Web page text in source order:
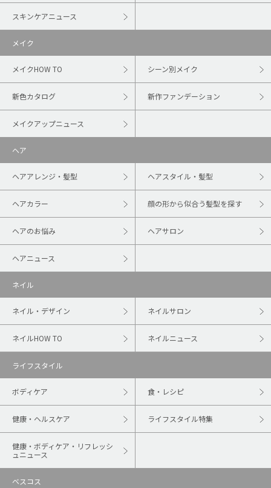
スキンケアニュース
メイク
メイクHOW TO シーン別メイク
新色カタログ 新作ファンデーション
メイクアップニュース
ヘア
ヘアアレンジ・髪型 ヘアスタイル・髪型
ヘアカラー 顔の形から似合う髪型を探す
ヘアのお悩み ヘアサロン
ヘアニュース
ネイル
ネイル・デザイン ネイルサロン
ネイルHOW TO ネイルニュース
ライフスタイル
ボディケア 食・レシピ
健康・ヘルスケア ライフスタイル特集
健康・ボディケア・リフレッシ
ュニュース
ベスコス